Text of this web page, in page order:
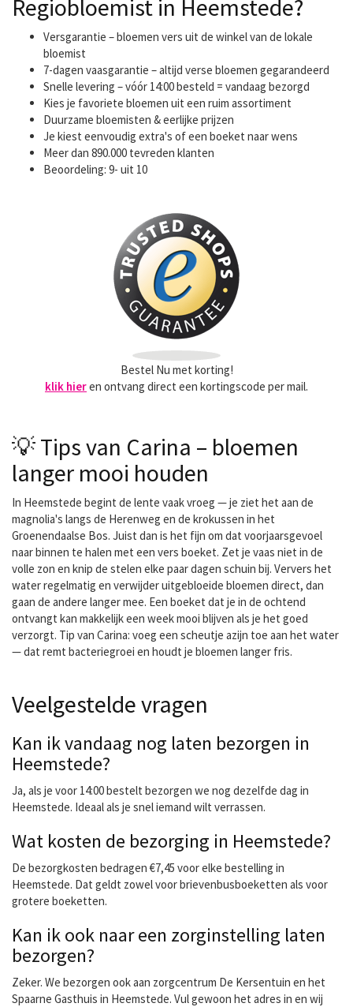
Regiobloemist in Heemstede?
Versgarantie – bloemen vers uit de winkel van de lokale
bloemist
7-dagen vaasgarantie – altijd verse bloemen gegarandeerd
Snelle levering – vóór 14:00 besteld = vandaag bezorgd
Kies je favoriete bloemen uit een ruim assortiment
Duurzame bloemisten & eerlijke prijzen
Je kiest eenvoudig extra's of een boeket naar wens
Meer dan 890.000 tevreden klanten
Beoordeling: 9- uit 10
Bestel Nu met korting!
klik hieren ontvang direct een kortingscode per mail.
💡 Tips van Carina – bloemen
langer mooi houden
In Heemstede begint de lente vaak vroeg — je ziet het aan de
magnolia's langs de Herenweg en de krokussen in het
Groenendaalse Bos. Juist dan is het fijn om dat voorjaarsgevoel
naar binnen te halen met een vers boeket. Zet je vaas niet in de
volle zon en knip de stelen elke paar dagen schuin bij. Ververs het
water regelmatig en verwijder uitgebloeide bloemen direct, dan
gaan de andere langer mee. Een boeket dat je in de ochtend
ontvangt kan makkelijk een week mooi blijven als je het goed
verzorgt. Tip van Carina: voeg een scheutje azijn toe aan het water
— dat remt bacteriegroei en houdt je bloemen langer fris.
Veelgestelde vragen
Kan ik vandaag nog laten bezorgen in
Heemstede?
Ja, als je voor 14:00 bestelt bezorgen we nog dezelfde dag in
Heemstede. Ideaal als je snel iemand wilt verrassen.
Wat kosten de bezorging in Heemstede?
De bezorgkosten bedragen €7,45 voor elke bestelling in
Heemstede. Dat geldt zowel voor brievenbusboeketten als voor
grotere boeketten.
Kan ik ook naar een zorginstelling laten
bezorgen?
Zeker. We bezorgen ook aan zorgcentrum De Kersentuin en het
Spaarne Gasthuis in Heemstede. Vul gewoon het adres in en wij